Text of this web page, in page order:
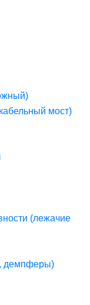
мост)
(лежачие
демпферы)